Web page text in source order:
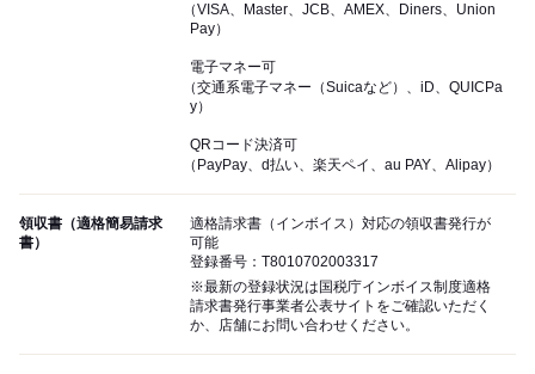
（VISA、Master、JCB、AMEX、Diners、Union
Pay）
電子マネー可
（交通系電子マネー（Suicaなど）、iD、QUICPa
y）
QRコード決済可
（PayPay、d払い、楽天ペイ、au PAY、Alipay）
領収書（適格簡易請求
書）
適格請求書（インボイス）対応の領収書発行が
可能
登録番号：T8010702003317
※最新の登録状況は国税庁インボイス制度適格
請求書発行事業者公表サイトをご確認いただく
か、店舗にお問い合わせください。